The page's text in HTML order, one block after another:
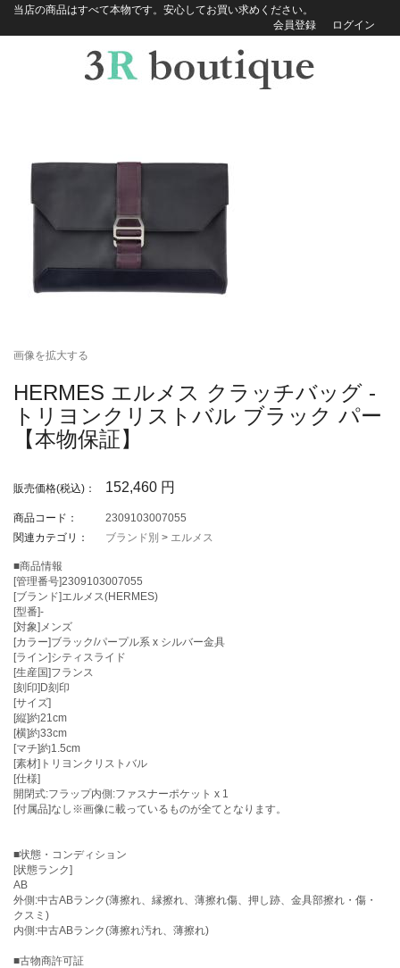
当店の商品はすべて本物です。安心してお買い求めください。
会員登録
ログイン
画像を拡大する
HERMES エルメス クラッチバッグ -
トリヨンクリストバル ブラック パー
【本物保証】
販売価格(税込)： 152,460 円
商品コード：
2309103007055
関連カテゴリ：
ブランド別 > エルメス
■商品情報
[管理番号]2309103007055
[ブランド]エルメス(HERMES)
[型番]-
[対象]メンズ
[カラー]ブラック/パープル系 x シルバー金具
[ライン]シティスライド
[生産国]フランス
[刻印]D刻印
[サイズ]
[縦]約21cm
[横]約33cm
[マチ]約1.5cm
[素材]トリヨンクリストバル
[仕様]
開閉式:フラップ内側:ファスナーポケット x 1
[付属品]なし※画像に載っているものが全てとなります。
■状態・コンディション
[状態ランク]
AB
外側:中古ABランク(薄擦れ、縁擦れ、薄擦れ傷、押し跡、金具部擦れ・傷・
クスミ)
内側:中古ABランク(薄擦れ汚れ、薄擦れ)
■古物商許可証